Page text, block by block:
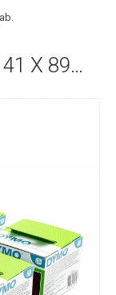
DYMO 11356 ETIĶETES 41 X 89MM KOMPLEKTS - 6 GAB.